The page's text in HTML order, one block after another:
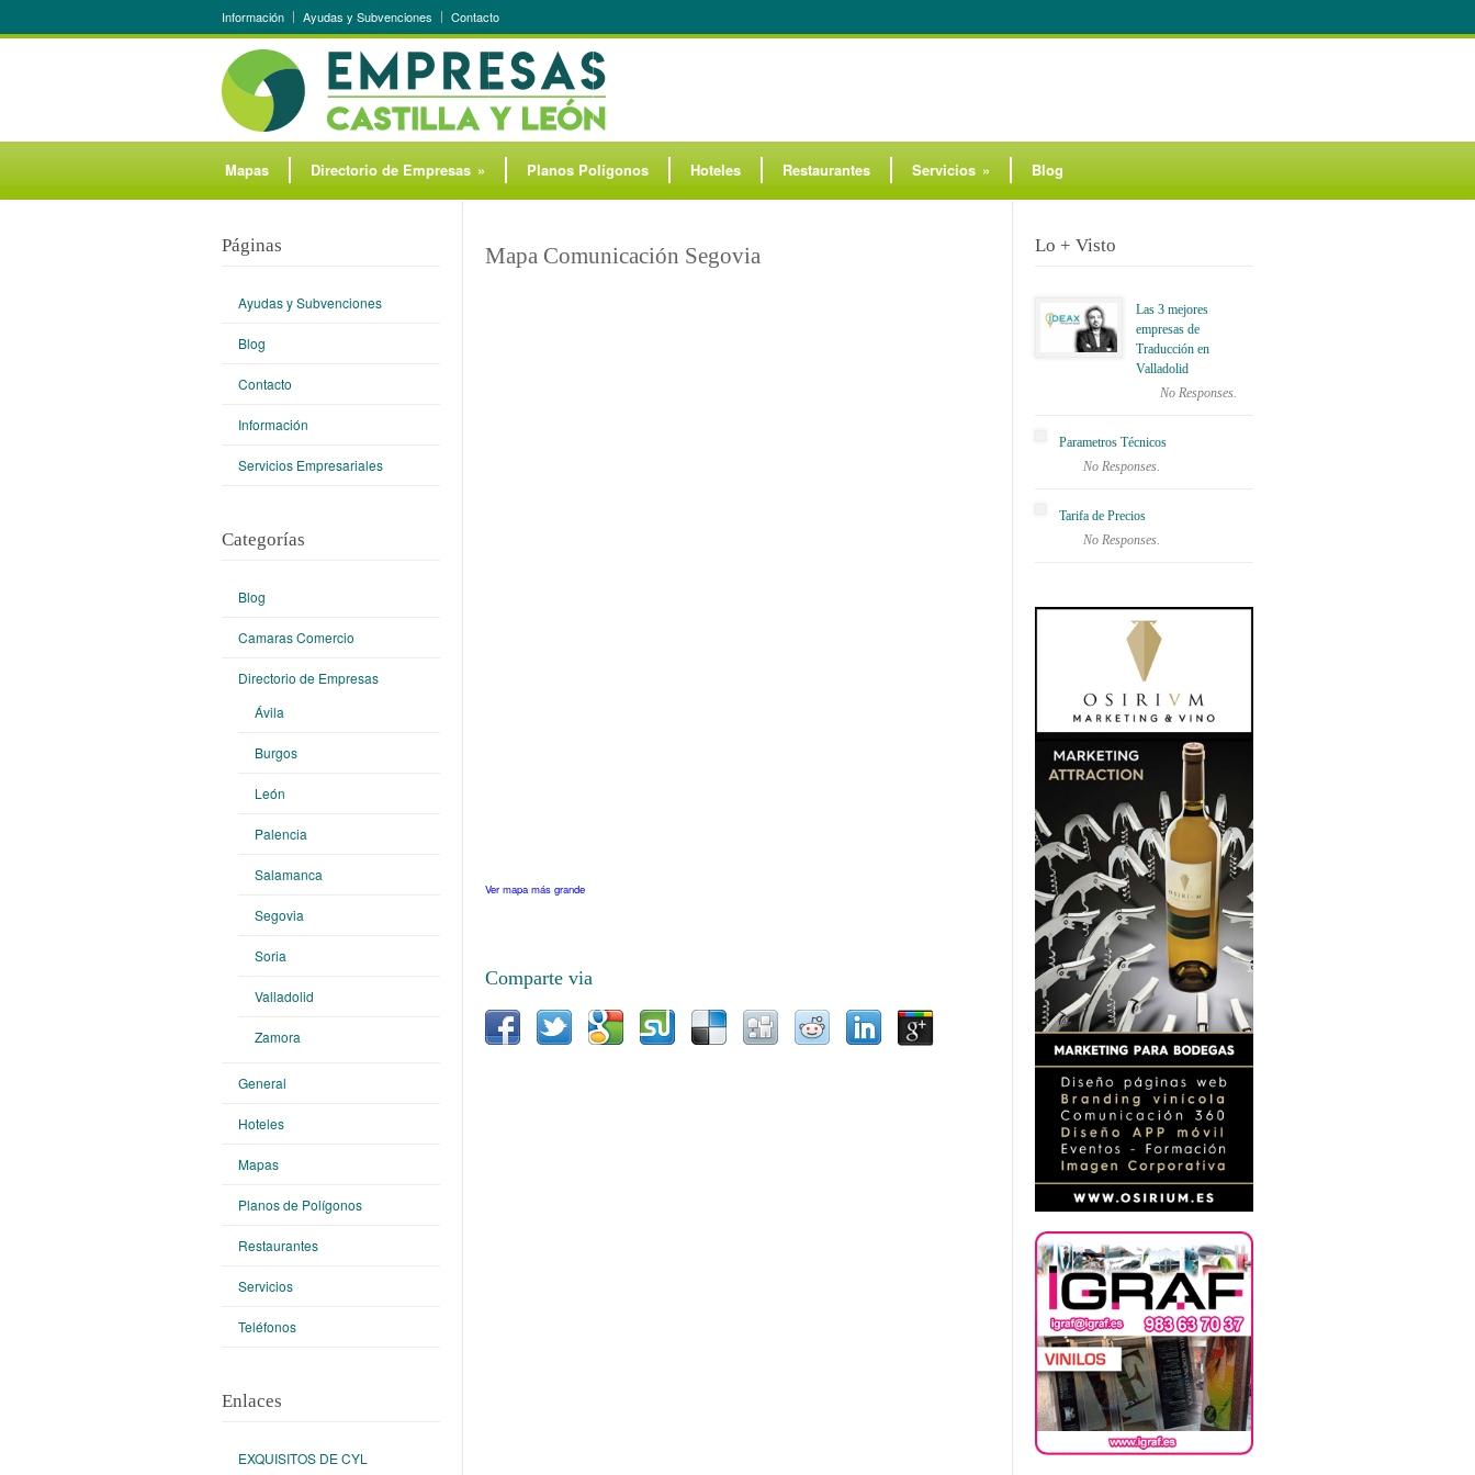
Información Ayudas y Subvenciones Contacto
Mapas Directorio de Empresas » Planos Polígonos Hoteles Restaurantes Servicios » Blog
Mapa Comunicación Segovia
Ver mapa más grande
Comparte via
Páginas
Ayudas y Subvenciones
Blog
Contacto
Información
Servicios Empresariales
Categorías
Blog
Camaras Comercio
Directorio de Empresas
Ávila
Burgos
León
Palencia
Salamanca
Segovia
Soria
Valladolid
Zamora
General
Hoteles
Mapas
Planos de Polígonos
Restaurantes
Servicios
Teléfonos
Enlaces
EXQUISITOS DE CYL
Lo + Visto
Las 3 mejores
empresas de
Traducción en
Valladolid
No Responses.
Parametros Técnicos
No Responses.
Tarifa de Precios
No Responses.